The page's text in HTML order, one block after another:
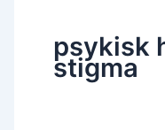
psykisk
stigma